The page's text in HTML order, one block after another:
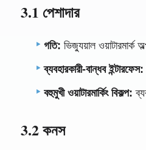
3.1 পেশাদার
গতি: ভিজ্যুয়াল
ব্যবহারকারী-বান্ধব ইন্টারফেস:
বহুমুখী ওয়াটারমার্কিং বিকল্প:
3.2 কনস